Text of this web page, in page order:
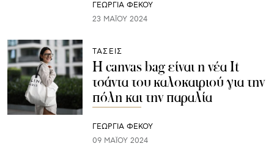
ΓΕΩΡΓΙΑ ΦΕΚΟΥ
23 ΜΑΪ́ΟΥ 2024
ΤΑΣΕΙΣ
Η canvas bag είναι η νέα It
τσάντα του καλοκαιριού για την
πόλη και την παραλία
ΓΕΩΡΓΙΑ ΦΕΚΟΥ
09 ΜΑΪ́ΟΥ 2024